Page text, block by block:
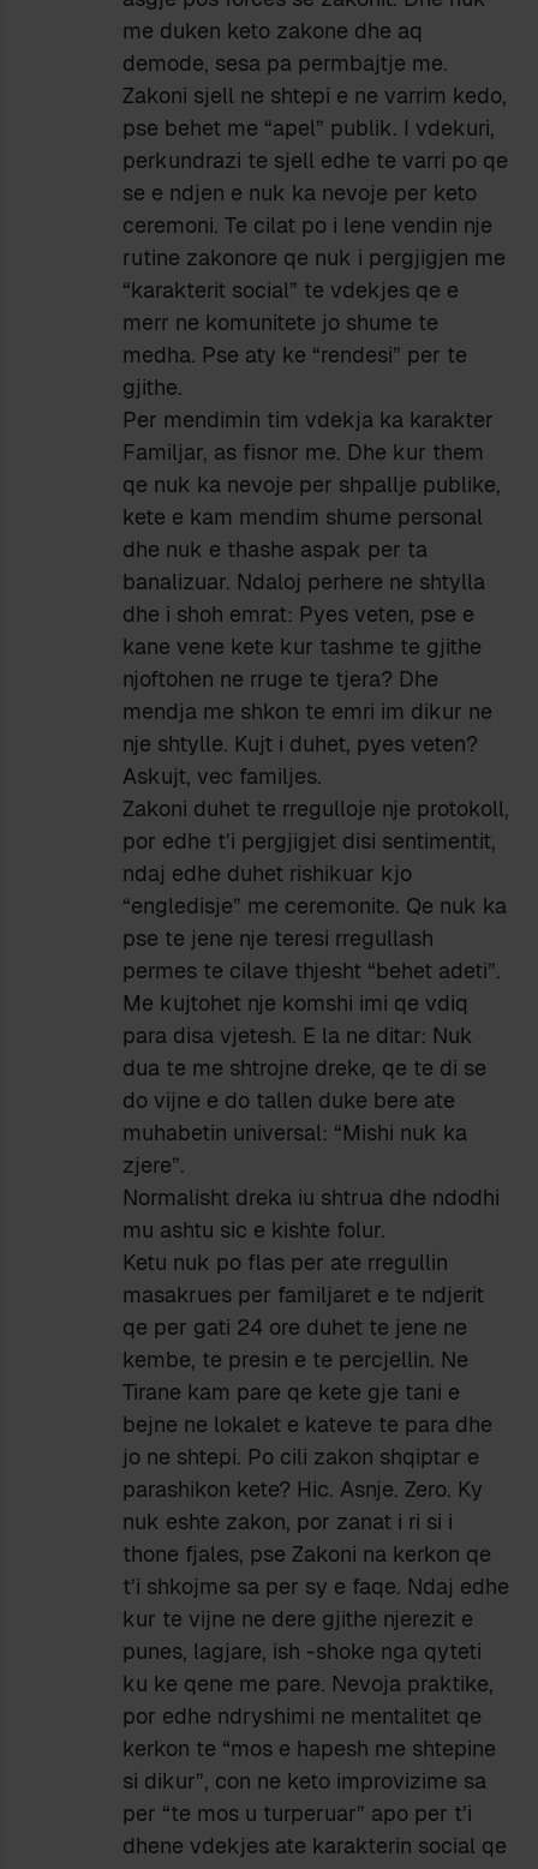
me duken keto zakone dhe aq
demode, sesa pa permbajtje me.
Zakoni sjell ne shtepi e ne varrim kedo,
pse behet me “apel” publik. I vdekuri,
perkundrazi te sjell edhe te varri po qe
se e ndjen e nuk ka nevoje per keto
ceremoni. Te cilat po i lene vendin nje
rutine zakonore qe nuk i pergjigjen me
“karakterit social” te vdekjes qe e
merr ne komunitete jo shume te
medha. Pse aty ke “rendesi” per te
gjithe.
Per mendimin tim vdekja ka karakter
Familjar, as fisnor me. Dhe kur them
qe nuk ka nevoje per shpallje publike,
kete e kam mendim shume personal
dhe nuk e thashe aspak per ta
banalizuar. Ndaloj perhere ne shtylla
dhe i shoh emrat: Pyes veten, pse e
kane vene kete kur tashme te gjithe
njoftohen ne rruge te tjera? Dhe
mendja me shkon te emri im dikur ne
nje shtylle. Kujt i duhet, pyes veten?
Askujt, vec familjes.
Zakoni duhet te rregulloje nje protokoll,
por edhe t’i pergjigjet disi sentimentit,
ndaj edhe duhet rishikuar kjo
“engledisje” me ceremonite. Qe nuk ka
pse te jene nje teresi rregullash
permes te cilave thjesht “behet adeti”.
Me kujtohet nje komshi imi qe vdiq
para disa vjetesh. E la ne ditar: Nuk
dua te me shtrojne dreke, qe te di se
do vijne e do tallen duke bere ate
muhabetin universal: “Mishi nuk ka
zjere”.
Normalisht dreka iu shtrua dhe ndodhi
mu ashtu sic e kishte folur.
Ketu nuk po flas per ate rregullin
masakrues per familjaret e te ndjerit
qe per gati 24 ore duhet te jene ne
kembe, te presin e te percjellin. Ne
Tirane kam pare qe kete gje tani e
bejne ne lokalet e kateve te para dhe
jo ne shtepi. Po cili zakon shqiptar e
parashikon kete? Hic. Asnje. Zero. Ky
nuk eshte zakon, por zanat i ri si i
thone fjales, pse Zakoni na kerkon qe
t’i shkojme sa per sy e faqe. Ndaj edhe
kur te vijne ne dere gjithe njerezit e
punes, lagjare, ish -shoke nga qyteti
ku ke qene me pare. Nevoja praktike,
por edhe ndryshimi ne mentalitet qe
kerkon te “mos e hapesh me shtepine
si dikur”, con ne keto improvizime sa
per “te mos u turperuar” apo per t’i
dhene vdekjes ate karakterin social qe